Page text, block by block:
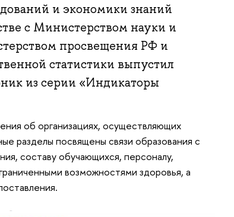
и экономики знаний
с Министерством науки и
просвещения РФ и
статистики выпустил
из серии «Индикаторы
об организациях, осуществляющих
разделы посвящены связи образования с
составу обучающихся, персоналу,
возможностями здоровья, а